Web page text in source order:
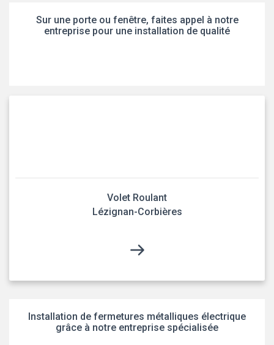
Sur une porte ou fenêtre, faites appel à notre
entreprise pour une installation de qualité
Volet Roulant
Lézignan-Corbières
Installation de fermetures métalliques électrique
grâce à notre entreprise spécialisée